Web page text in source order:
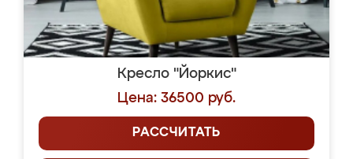
Кресло "Йоркис"
Цена: 36500 руб.
РАССЧИТАТЬ